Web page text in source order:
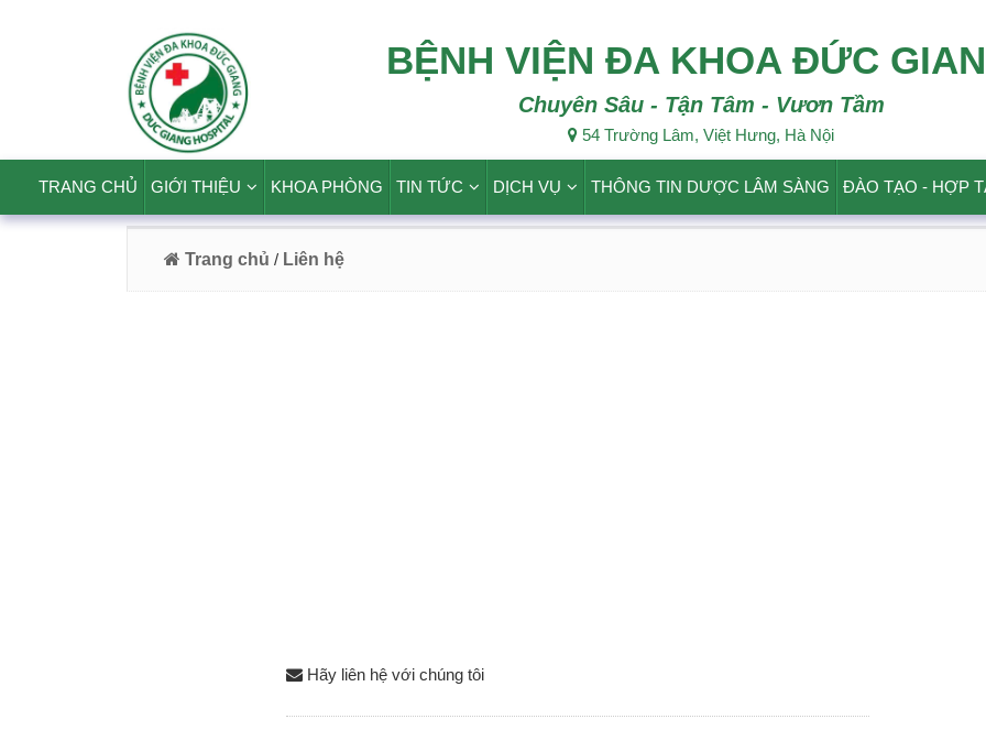
BỆNH VIỆN ĐA KHOA ĐỨC
Chuyên Sâu - Tận Tâm - Vươn Tầm
54 Trường Lâm, Việt Hưng, Hà Nội
TRANG CHỦ GIỚI THIỆU KHOA PHÒNG TIN TỨC DỊCH VỤ THÔNG TIN DƯỢC LÂM SÀNG ĐÀO TẠO - HỢP
Trang chủ / Liên hệ
Hãy liên hệ với chúng tôi